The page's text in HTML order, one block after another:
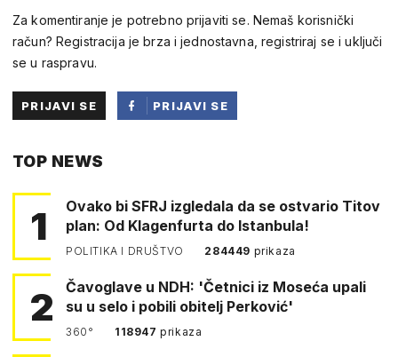
Za komentiranje je potrebno prijaviti se. Nemaš korisnički
račun? Registracija je brza i jednostavna, registriraj se i uključi
se u raspravu.
PRIJAVI SE
PRIJAVI SE
TOP NEWS
1
Ovako bi SFRJ izgledala da se ostvario Titov
plan: Od Klagenfurta do Istanbula!
POLITIKA I DRUŠTVO 284449 prikaza
2
Čavoglave u NDH: 'Četnici iz Moseća upali
su u selo i pobili obitelj Perković'
360° 118947prikaza